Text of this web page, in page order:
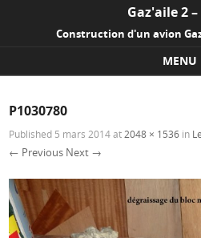
Gaz'aile 2 –
Construction d'un avion
MENU
P1030780
Published 5 mars 2014at 2048 × 1536 in
← Previous Next →